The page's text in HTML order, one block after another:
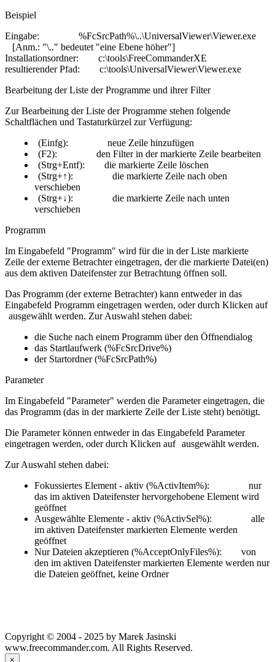
Beispiel
Eingabe:
%FcSrcPath%\..\UniversalViewer\Viewer.exe
[Anm.: "\.." bedeutet "eine Ebene höher"]
Installationsordner:
c:\tools\FreeCommanderXE
resultierender Pfad:
c:\tools\UniversalViewer\Viewer.exe
Bearbeitung der Liste der Programme und ihrer Filter
Zur Bearbeitung der Liste der Programme stehen folgende
Schaltflächen und Tastaturkürzel zur Verfügung:
(Einfg):
neue Zeile hinzufügen
(F2):
den Filter in der markierte Zeile bearbeiten
(Strg+Entf):
die markierte Zeile löschen
(Strg+↑):
die markierte Zeile nach oben
verschieben
(Strg+↓):
die markierte Zeile nach unten
verschieben
Programm
Im Eingabefeld "Programm" wird für die in der Liste markierte
Zeile der externe Betrachter eingetragen, der die markierte Datei(en)
aus dem aktiven Dateifenster zur Betrachtung öffnen soll.
Das Programm (der externe Betrachter) kann entweder in das
Eingabefeld Programm eingetragen werden, oder durch Klicken auf
ausgewählt werden. Zur Auswahl stehen dabei:
die Suche nach einem Programm über den Öffnendialog
das Startlaufwerk (%FcSrcDrive%)
der Startordner (%FcSrcPath%)
Parameter
Im Eingabefeld "Parameter" werden die Parameter eingetragen, die
das Programm (das in der markierte Zeile der Liste steht) benötigt.
Die Parameter können entweder in das Eingabefeld Parameter
eingetragen werden, oder durch Klicken auf ausgewählt werden.
Zur Auswahl stehen dabei:
Fokussiertes Element - aktiv (%ActivItem%):
nur
das im aktiven Dateifenster hervorgehobene Element wird
geöffnet
Ausgewählte Elemente - aktiv (%ActivSel%):
alle
im aktiven Dateifenster markierten Elemente werden
geöffnet
Nur Dateien akzeptieren (%AcceptOnlyFiles%):
von
den im aktiven Dateifenster markierten Elemente werden nur
die Dateien geöffnet, keine Ordner
Copyright © 2004 - 2025 by Marek Jasinski
www.freecommander.com. All Rights Reserved.
×